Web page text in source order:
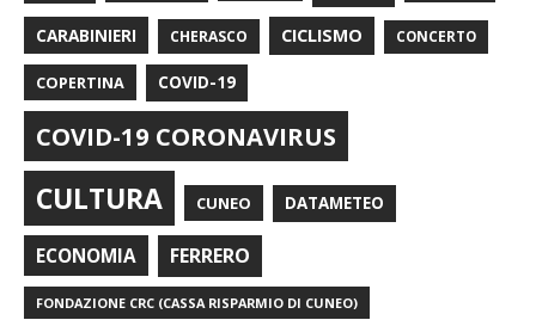
CARABINIERI CHERASCO CICLISMO CONCERTO
COPERTINA COVID-19
COVID-19 CORONAVIRUS
CULTURA CUNEO DATAMETEO
ECONOMIA FERRERO
FONDAZIONE CRC (CASSA RISPARMIO DI CUNEO)